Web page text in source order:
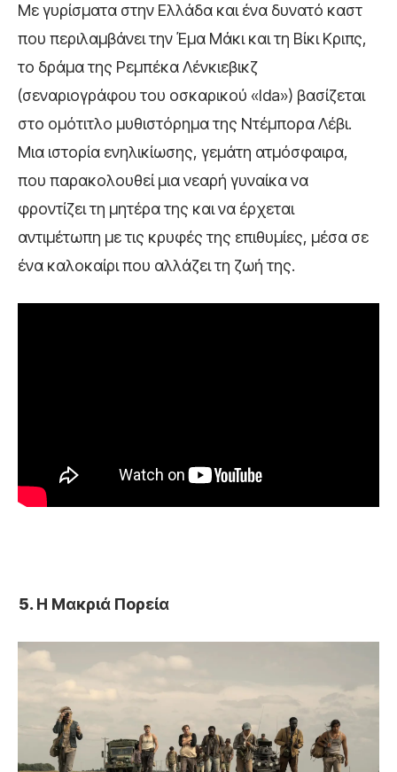
Με γυρίσματα στην Ελλάδα και ένα δυνατό καστ
που περιλαμβάνει την Έμα Μάκι και τη Βίκι Κριπς,
το δράμα της Ρεμπέκα Λένκιεβικζ
(σεναριογράφου του οσκαρικού «Ida») βασίζεται
στο ομότιτλο μυθιστόρημα της Ντέμπορα Λέβι.
Μια ιστορία ενηλικίωσης, γεμάτη ατμόσφαιρα,
που παρακολουθεί μια νεαρή γυναίκα να
φροντίζει τη μητέρα της και να έρχεται
αντιμέτωπη με τις κρυφές της επιθυμίες, μέσα σε
ένα καλοκαίρι που αλλάζει τη ζωή της.
Η Μακριά Πορεία